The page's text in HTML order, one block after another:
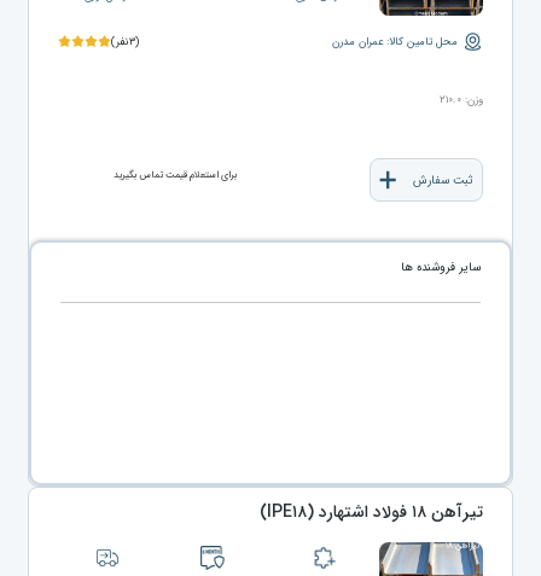
محل تامین کالا: عمران مدرن (۳نفر)
وزن: ۲۱۰.۰
ثبت سفارش برای استعلام قیمت تماس بگیرید
سایر فروشنده ها
تیرآهن ۱۸ فولاد اشتهارد (IPE۱۸)